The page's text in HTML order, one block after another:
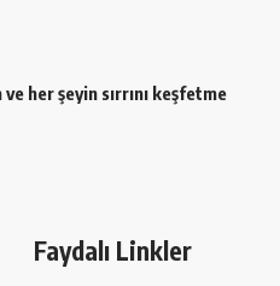
her şeyin sırrını keşfetme
Faydalı Linkler